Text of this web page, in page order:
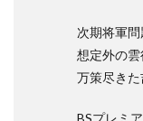
次期将軍
想定外の雲
万策尽き
BSプレミ